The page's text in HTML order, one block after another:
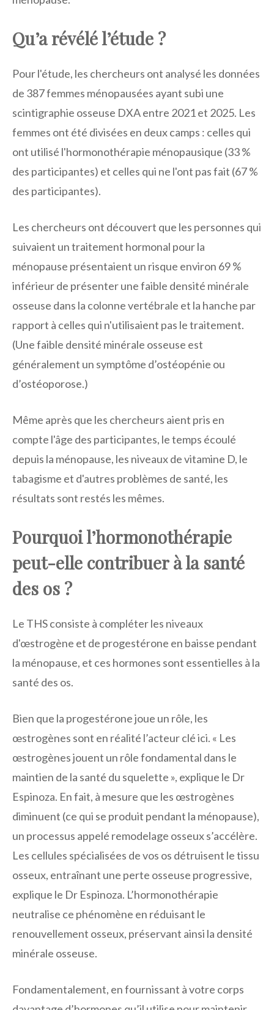
Qu’a révélé l’étude ?
Pour l'étude, les chercheurs ont analysé les données
de 387 femmes ménopausées ayant subi une
scintigraphie osseuse DXA entre 2021 et 2025. Les
femmes ont été divisées en deux camps : celles qui
ont utilisé l'hormonothérapie ménopausique (33 %
des participantes) et celles qui ne l'ont pas fait (67 %
des participantes).
Les chercheurs ont découvert que les personnes qui
suivaient un traitement hormonal pour la
ménopause présentaient un risque environ 69 %
inférieur de présenter une faible densité minérale
osseuse dans la colonne vertébrale et la hanche par
rapport à celles qui n'utilisaient pas le traitement.
(Une faible densité minérale osseuse est
généralement un symptôme d’ostéopénie ou
d’ostéoporose.)
Même après que les chercheurs aient pris en
compte l'âge des participantes, le temps écoulé
depuis la ménopause, les niveaux de vitamine D, le
tabagisme et d'autres problèmes de santé, les
résultats sont restés les mêmes.
Pourquoi l’hormonothérapie
peut-elle contribuer à la santé
des os ?
Le THS consiste à compléter les niveaux
d'œstrogène et de progestérone en baisse pendant
la ménopause, et ces hormones sont essentielles à la
santé des os.
Bien que la progestérone joue un rôle, les
œstrogènes sont en réalité l’acteur clé ici. « Les
œstrogènes jouent un rôle fondamental dans le
maintien de la santé du squelette », explique le Dr
Espinoza. En fait, à mesure que les œstrogènes
diminuent (ce qui se produit pendant la ménopause),
un processus appelé remodelage osseux s’accélère.
Les cellules spécialisées de vos os détruisent le tissu
osseux, entraînant une perte osseuse progressive,
explique le Dr Espinoza. L’hormonothérapie
neutralise ce phénomène en réduisant le
renouvellement osseux, préservant ainsi la densité
minérale osseuse.
Fondamentalement, en fournissant à votre corps